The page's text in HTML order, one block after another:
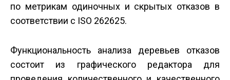
по метрикам одиночных и скрытых отказов в
соответствии с ISO 26262­5.
Функциональность анализа деревьев отказов
состоит из графического редактора для